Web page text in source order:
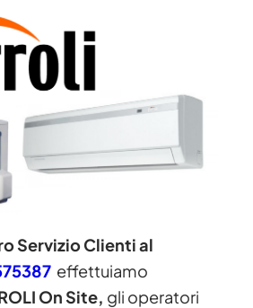
Servizio Clienti al
effettuiamo
On Site, gli operatori